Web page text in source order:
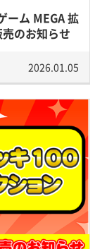
ーム MEGA 拡
のお知らせ
2026.01.05